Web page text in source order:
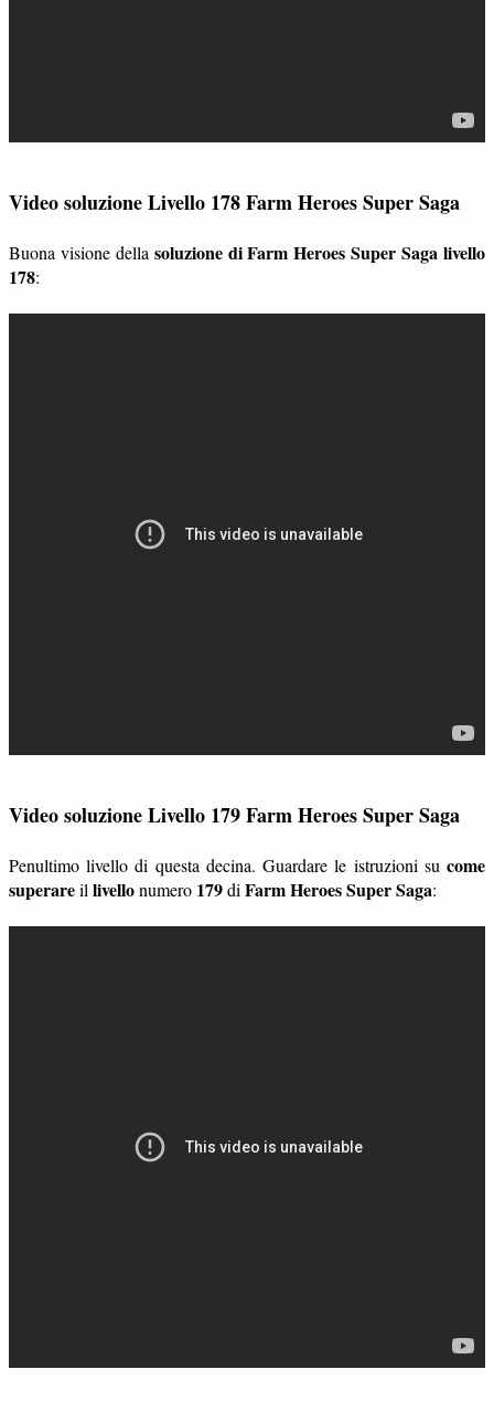
Video soluzione Livello 178 Farm Heroes Super Saga
Buona visione della soluzione di Farm Heroes Super Saga livello
178:
Video soluzione Livello 179 Farm Heroes Super Saga
Penultimo livello di questa decina. Guardare le istruzioni su come
superareil livellonumero 179di Farm Heroes Super Saga: